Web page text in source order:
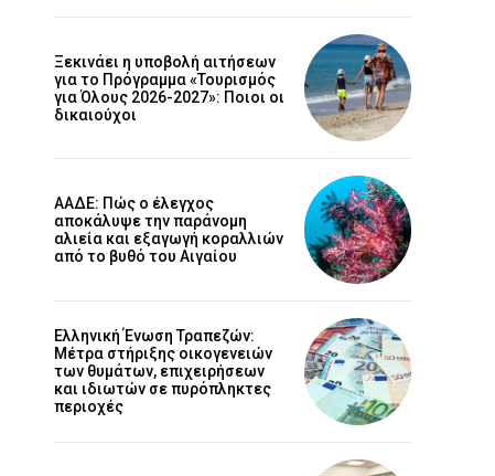
Ξεκινάει η υποβολή αιτήσεων
για το Πρόγραμμα «Τουρισμός
για Όλους 2026-2027»: Ποιοι οι
δικαιούχοι
ΑΑΔΕ: Πώς ο έλεγχος
αποκάλυψε την παράνομη
αλιεία και εξαγωγή κοραλλιών
από το βυθό του Αιγαίου
Ελληνική Ένωση Τραπεζών:
Μέτρα στήριξης οικογενειών
των θυμάτων, επιχειρήσεων
και ιδιωτών σε πυρόπληκτες
περιοχές